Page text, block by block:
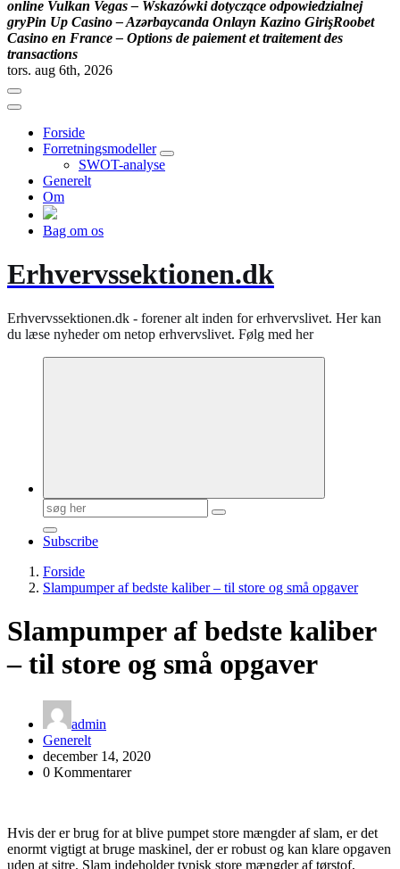
online Vulkan Vegas – Wskazówki dotyczące odpowiedzialnej
gryPin Up Casino –Azərbaycanda Onlayn Kazino GirişRoobet
Casino en France – Options de paiement et traitement des
transactions
tors. aug 6th, 2026
Forside
Forretningsmodeller
SWOT-analyse
Generelt
Om
Bag om os
Erhvervssektionen.dk
Erhvervssektionen.dk - forener alt inden for erhvervslivet. Her kan
du læse nyheder om netop erhvervslivet. Følg med her
Søg
efter:
Subscribe
Forside
Slampumper af bedste kaliber – til store og små opgaver
Slampumper af bedste kaliber
– til store og små opgaver
admin
Generelt
december 14, 2020
0 Kommentarer
Hvis der er brug for at blive pumpet store mængder af slam, er det
enormt vigtigt at bruge maskinel, der er robust og kan klare opgaven
uden at sitre. Slam indeholder typisk store mængder af tørstof,